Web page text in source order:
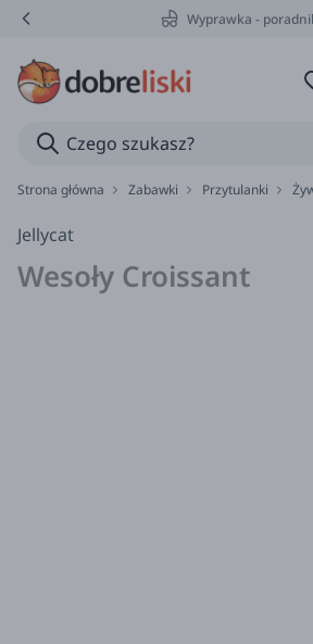
Wyprawka -
Strona główna Zabawki Przytulanki
Jellycat
Wesoły Croissant